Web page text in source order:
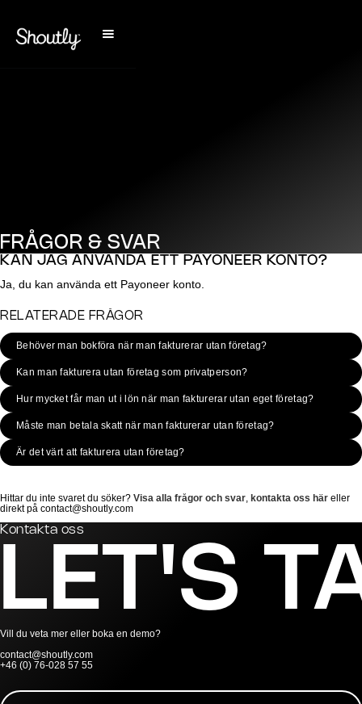
FRÅGOR & SVAR
KAN JAG ANVÄNDA ETT PAYONEER KONTO?
Ja, du kan använda ett Payoneer konto.
RELATERADE FRÅGOR
Behöver man bokföra när man fakturerar utan företag?
Kan man fakturera utan företag som privatperson?
Hur mycket får man ut i lön när man fakturerar utan eget företag?
Måste man betala skatt när man fakturerar utan företag?
Är det värt att fakturera utan företag?
Hittar du inte svaret du söker? Visa alla frågor och svar, kontakta oss här eller
direkt på contact@shoutly.com
Kontakta oss
LET'S
Vill du veta mer eller boka en demo?
contact@shoutly.com
+46 (0) 76-028 57 55